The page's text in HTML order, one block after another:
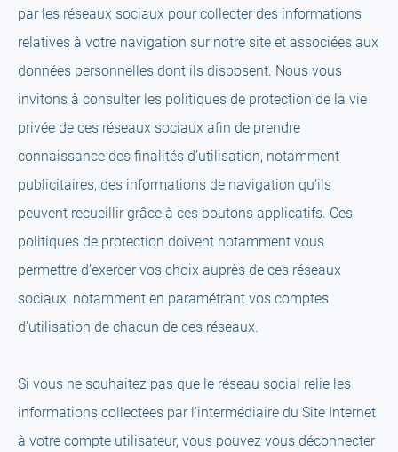
par les réseaux sociaux pour collecter des informations
relatives à votre navigation sur notre site et associées aux
données personnelles dont ils disposent. Nous vous
invitons à consulter les politiques de protection de la vie
privée de ces réseaux sociaux afin de prendre
connaissance des finalités d’utilisation, notamment
publicitaires, des informations de navigation qu’ils
peuvent recueillir grâce à ces boutons applicatifs. Ces
politiques de protection doivent notamment vous
permettre d’exercer vos choix auprès de ces réseaux
sociaux, notamment en paramétrant vos comptes
d’utilisation de chacun de ces réseaux.
Si vous ne souhaitez pas que le réseau social relie les
informations collectées par l’intermédiaire du Site Internet
à votre compte utilisateur, vous pouvez vous déconnecter